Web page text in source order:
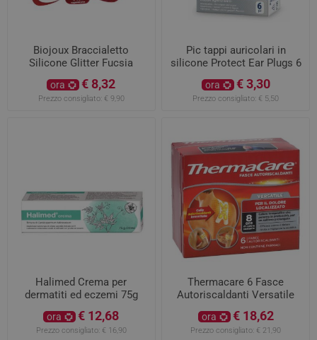
Biojoux Braccialetto
Silicone Glitter Fucsia
ora € 8,32
Prezzo consigliato: € 9,90
Pic tappi auricolari in
silicone Protect Ear Plugs 6
ora € 3,30
Prezzo consigliato: € 5,50
Halimed Crema per
dermatiti ed eczemi 75g
ora € 12,68
Prezzo consigliato: € 16,90
Thermacare 6 Fasce
Autoriscaldanti Versatile
ora € 18,62
Prezzo consigliato: € 21,90